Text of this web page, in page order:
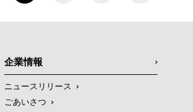
企業情報
ニュースリリース
ごあいさつ